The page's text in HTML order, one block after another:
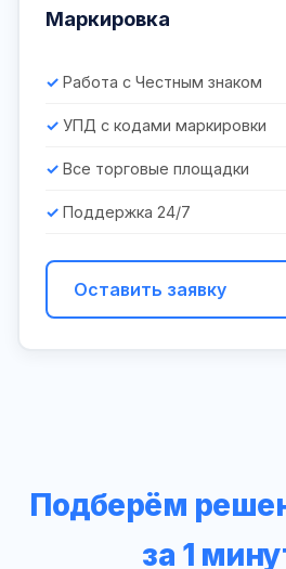
Маркировка
Работа с Честным знаком
УПД с кодами маркировки
Все торговые площадки
Поддержка 24/7
Оставить заявку
Подберём
за 1